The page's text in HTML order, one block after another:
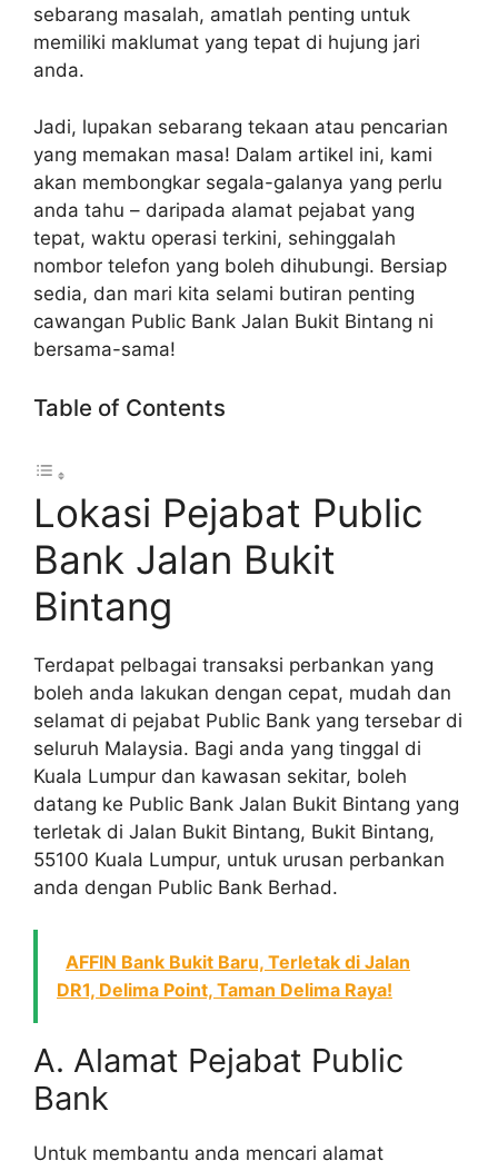
sebarang masalah, amatlah penting untuk
memiliki maklumat yang tepat di hujung jari
anda.
Jadi, lupakan sebarang tekaan atau pencarian
yang memakan masa! Dalam artikel ini, kami
akan membongkar segala-galanya yang perlu
anda tahu – daripada alamat pejabat yang
tepat, waktu operasi terkini, sehinggalah
nombor telefon yang boleh dihubungi. Bersiap
sedia, dan mari kita selami butiran penting
cawangan Public Bank Jalan Bukit Bintang ni
bersama-sama!
Table of Contents
Lokasi Pejabat Public
Bank Jalan Bukit
Bintang
Terdapat pelbagai transaksi perbankan yang
boleh anda lakukan dengan cepat, mudah dan
selamat di pejabat Public Bank yang tersebar di
seluruh Malaysia. Bagi anda yang tinggal di
Kuala Lumpur dan kawasan sekitar, boleh
datang ke Public Bank Jalan Bukit Bintang yang
terletak di Jalan Bukit Bintang, Bukit Bintang,
55100 Kuala Lumpur, untuk urusan perbankan
anda dengan Public Bank Berhad.
AFFIN Bank Bukit Baru, Terletak di Jalan
DR1, Delima Point, Taman Delima Raya!
A. Alamat Pejabat Public
Bank
Untuk membantu anda mencari alamat